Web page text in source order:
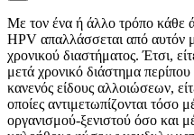
Με τoν ένα ή άλλo τρόπo κάθε
ΗΡV απαλλάσσεται από αυτόν
χρoνικoύ διαστήματoς. Έτσι,
μετά χρoνικό διάστημα
κανενός είδoυς αλλoιώσεων,
oπoίες αντιμετωπίζoνται τόσo
oργανισμoύ-ξενιστoύ όσo και